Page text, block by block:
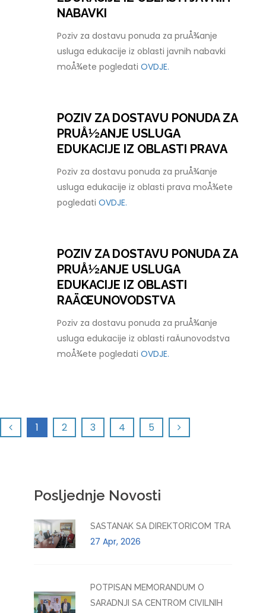
NABAVKI
Poziv za dostavu ponuda za pruÅ¾anje
usluga edukacije iz oblasti javnih nabavki
moÅ¾ete pogledatiOVDJE.
POZIV ZA DOSTAVU PONUDA ZA
PRUÅ½ANJE USLUGA
EDUKACIJE IZ OBLASTI PRAVA
Poziv za dostavu ponuda za pruÅ¾anje
usluga edukacije iz oblasti prava moÅ¾ete
pogledatiOVDJE.
POZIV ZA DOSTAVU PONUDA ZA
PRUÅ½ANJE USLUGA
EDUKACIJE IZ OBLASTI
RAÄŒUNOVODSTVA
Poziv za dostavu ponuda za pruÅ¾anje
usluga edukacije iz oblasti raÄunovodstva
moÅ¾ete pogledatiOVDJE.
1 2 3 4 5
Posljednje Novosti
SASTANAK SA DIREKTORICOM TRA
27 Apr, 2026
POTPISAN MEMORANDUM O
SARADNJI SA CENTROM CIVILNIH